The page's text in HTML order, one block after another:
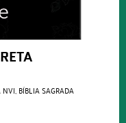
NVI, BÍBLIA SAGRADA